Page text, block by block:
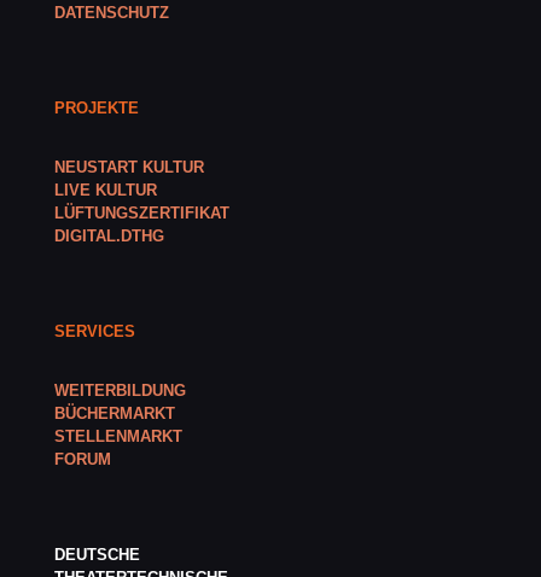
DATENSCHUTZ
PROJEKTE
NEUSTART KULTUR
LIVE KULTUR
LÜFTUNGSZERTIFIKAT
DIGITAL.DTHG
SERVICES
WEITERBILDUNG
BÜCHERMARKT
STELLENMARKT
FORUM
DEUTSCHE